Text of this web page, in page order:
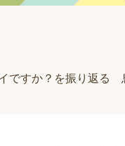
ですか？を振り返る